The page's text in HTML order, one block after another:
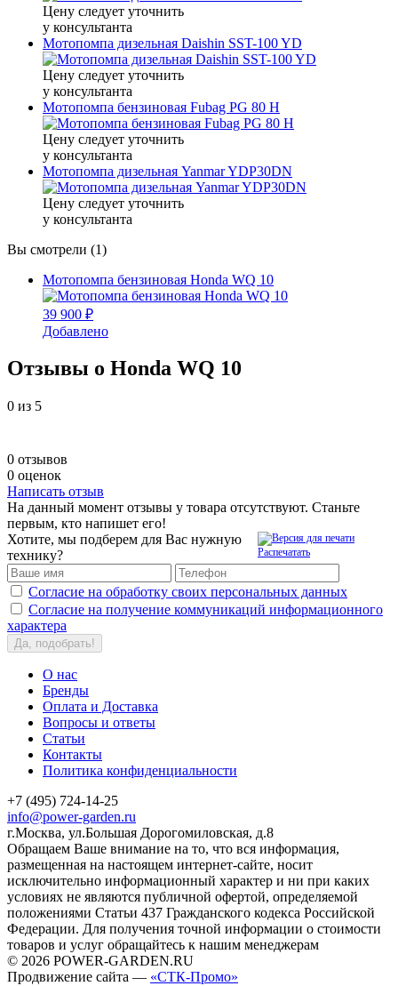
Цену следует уточнить
у консультанта
Мотопомпа дизельная Daishin SST-100 YD
Цену следует уточнить
у консультанта
Мотопомпа бензиновая Fubag PG 80 H
Цену следует уточнить
у консультанта
Мотопомпа дизельная Yanmar YDP30DN
Цену следует уточнить
у консультанта
Вы смотрели (1)
Мотопомпа бензиновая Honda WQ 10
39 900 ₽
Добавлено
Отзывы о Honda WQ 10
0 из 5
0 отзывов
0 оценок
Написать отзыв
На данный момент отзывы у товара отсутствуют. Станьте
первым, кто напишет его!
Распечатать
Хотите, мы подберем для Вас нужную
технику?
Согласие на обработку своих персональных данных
Согласие на получение коммуникаций информационного
характера
Да, подобрать!
О нас
Бренды
Оплата и Доставка
Вопросы и ответы
Статьи
Контакты
Политика конфиденциальности
+7 (495) 724-14-25
info@power-garden.ru
г.Москва, ул.Большая Дорогомиловская, д.8
Обращаем Ваше внимание на то, что вся информация,
размещенная на настоящем интернет-сайте, носит
исключительно информационный характер и ни при каких
условиях не являются публичной офертой, определяемой
положениями Статьи 437 Гражданского кодекса Российской
Федерации. Для получения точной информации о стоимости
товаров и услуг обращайтесь к нашим менеджерам
© 2026 POWER-GARDEN.RU
Продвижение сайта — «СТК-Промо»